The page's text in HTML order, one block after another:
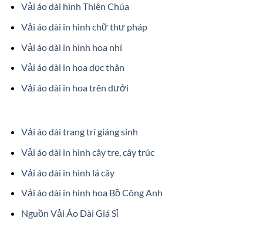
Vải áo dài hình Thiên Chúa
Vải áo dài in hình chữ thư pháp
Vải áo dài in hình hoa nhí
Vải áo dài in hoa dọc thân
Vải áo dài in hoa trên dưới
Vải áo dài trang trí giáng sinh
Vải áo dài in hình cây tre, cây trúc
Vải áo dài in hình lá cây
Vải áo dài in hình hoa Bồ Công Anh
Nguồn Vải Áo Dài Giá Sỉ